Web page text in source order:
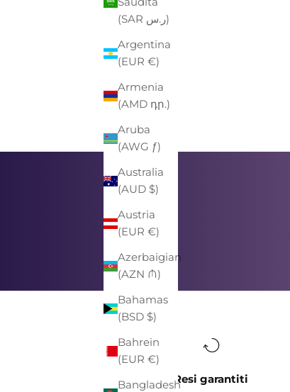
(SAR ر.س)
Argentina
(EUR €)
Armenia
(AMD դր.)
Aruba
(AWG ƒ)
Australia
(AUD $)
Austria
(EUR €)
Azerbaigian
(AZN ₼)
Bahamas
(BSD $)
Bahrein
(EUR €)
Bangladesh
BOY LONDON
PREZZO
€45,00-49% PREZZO SCONTATO
€23,00
Resi garantiti